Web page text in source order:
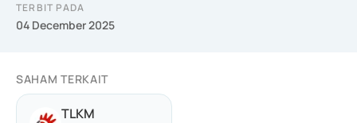
TERBIT PADA
04 December 2025
SAHAM TERKAIT
TLKM